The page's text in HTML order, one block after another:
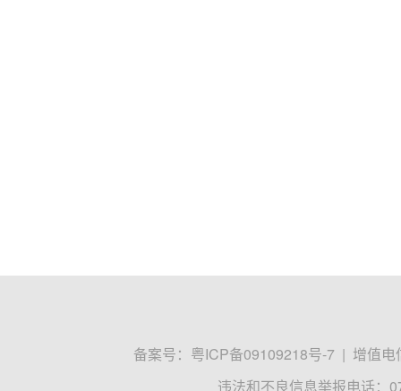
备案号： 粤ICP备09109218号-7 | 增值电
违法和不良信息举报电话：